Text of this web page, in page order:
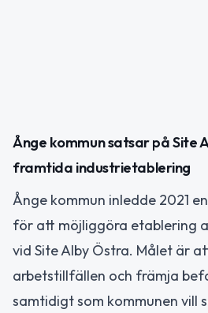
Ånge kommun satsar på Site
framtida industrietablering
Ånge kommun inledde 2021
för att möjliggöra etablering
vid Site Alby Östra. Målet är
arbetstillfällen och främja
samtidigt som kommunen vill